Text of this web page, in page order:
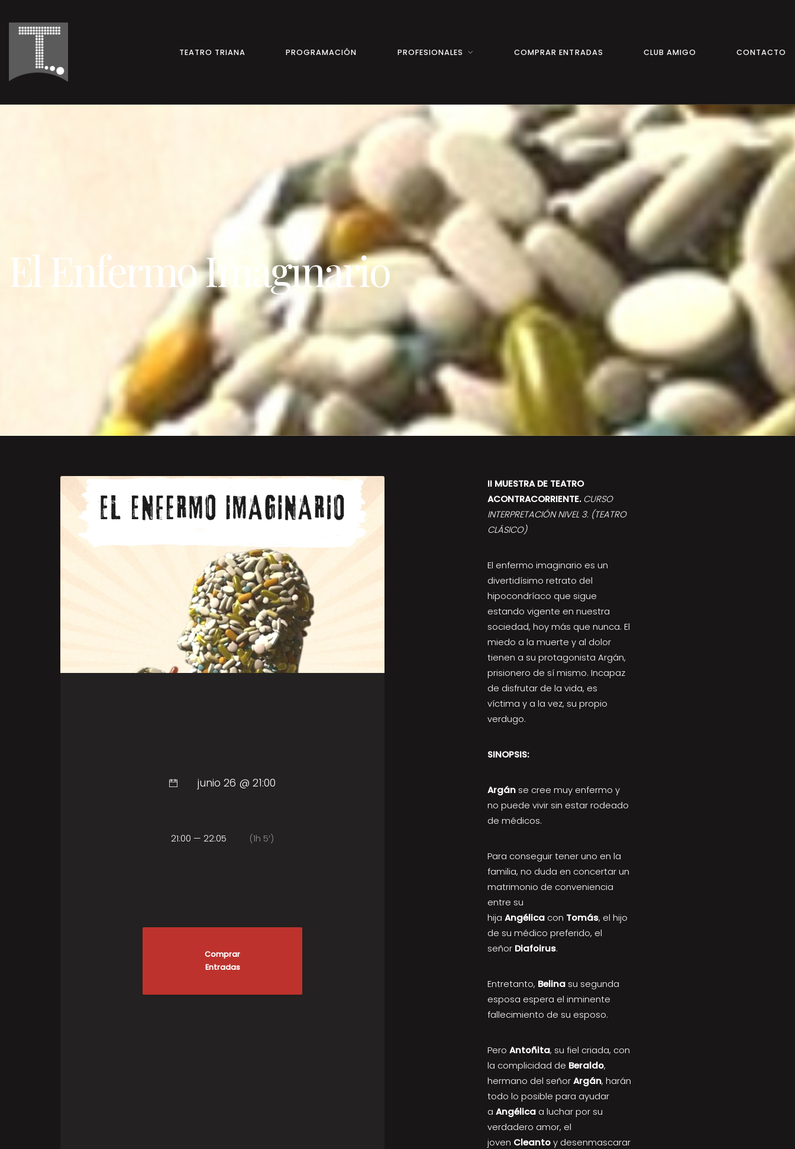
TEATRO TRIANA PROGRAMACIÓN PROFESIONALES COMPRAR ENTRADAS CLUB AMIGO CONTACTO
El Enfermo Imaginario
II MUESTRA DE TEATRO
ACONTRACORRIENTE. CURSO
INTERPRETACIÓN NIVEL 3. (TEATRO
CLÁSICO)
El enfermo imaginario es un
divertidísimo retrato del
hipocondríaco que sigue
estando vigente en nuestra
sociedad, hoy más que nunca. El
miedo a la muerte y al dolor
tienen a su protagonista Argán,
prisionero de sí mismo. Incapaz
de disfrutar de la vida, es
víctima y a la vez, su propio
verdugo.
SINOPSIS:
Argán se cree muy enfermo y
no puede vivir sin estar rodeado
de médicos.
Para conseguir tener uno en la
familia, no duda en concertar un
matrimonio de conveniencia
entre su
hijaAngélica con Tomás, el hijo
de su médico preferido, el
señor Diafoirus.
Entretanto, Belina su segunda
esposa espera el inminente
fallecimiento de su esposo.
PeroAntoñita, su fiel criada, con
la complicidad de Beraldo,
hermano del señorArgán, harán
todo lo posible para ayudar
aAngélica a luchar por su
verdadero amor, el
joven Cleantoy desenmascarar
junio 26 @ 21:00
21:00 — 22:05 (1h 5′)
Comprar
Entradas